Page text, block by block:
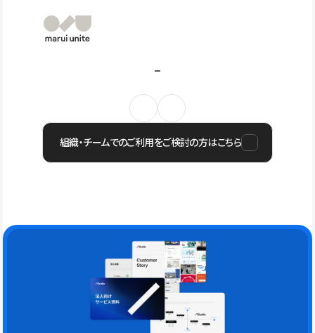
組織・チームでのご利用をご検討の方はこちら